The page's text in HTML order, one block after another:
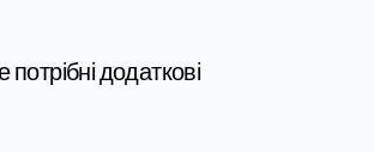
додаткові